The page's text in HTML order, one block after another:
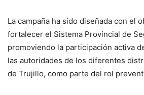
La campaña ha sido diseñada con el
fortalecer el Sistema Provincial de
promoviendo la participación activa
las autoridades de los diferentes
de Trujillo, como parte del rol